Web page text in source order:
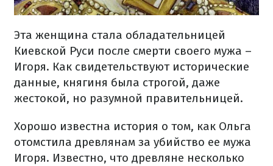
Эта женщина стала обладательницей
Киевской Руси после смерти своего мужа –
Игоря. Как свидетельствуют исторические
данные, княгиня была строгой, даже
жестокой, но разумной правительницей.
Хорошо известна история о том, как Ольга
отомстила древлянам за убийство ее мужа
Игоря. Известно, что древляне несколько